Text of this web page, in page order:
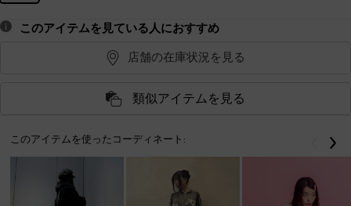
このアイテムを見ている人におすすめ
店舗の在庫状況を見る
類似アイテムを見る
このアイテムを使ったコーディネート: 戻る